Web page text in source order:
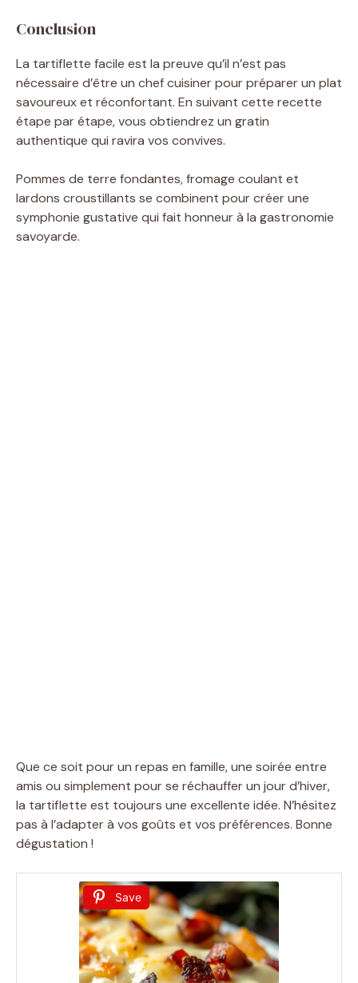
Conclusion
La tartiflette facile est la preuve qu’il n’est pas
nécessaire d’être un chef cuisiner pour préparer un plat
savoureux et réconfortant. En suivant cette recette
étape par étape, vous obtiendrez un gratin
authentique qui ravira vos convives.
Pommes de terre fondantes, fromage coulant et
lardons croustillants se combinent pour créer une
symphonie gustative qui fait honneur à la gastronomie
savoyarde.
Que ce soit pour un repas en famille, une soirée entre
amis ou simplement pour se réchauffer un jour d’hiver,
la tartiflette est toujours une excellente idée. N’hésitez
pas à l’adapter à vos goûts et vos préférences. Bonne
dégustation !
Save